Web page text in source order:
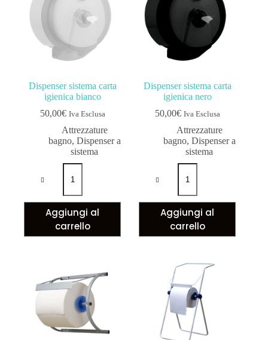
Dispenser sistema carta
igienica bianco
50,00€ Iva Esclusa
Attrezzature
bagno, Dispenser a
sistema
Aggiungi al
carrello
Dispenser sistema carta
igienica nero
50,00€ Iva Esclusa
Attrezzature
bagno, Dispenser a
sistema
Aggiungi al
carrello